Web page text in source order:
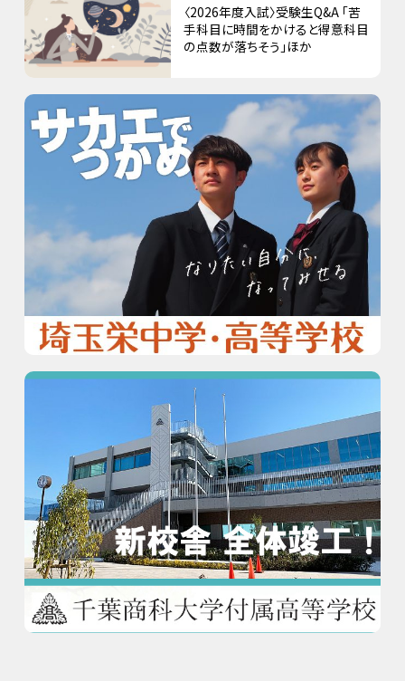
〈2026年度入試〉受験生Q&A 「苦
手科目に時間をかけると得意科目
の点数が落ちそう」ほか